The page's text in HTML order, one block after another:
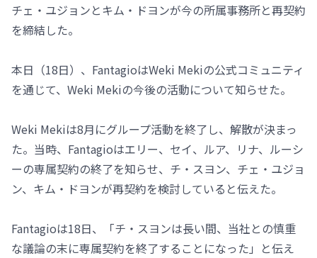
チェ・ユジョンとキム・ドヨンが今の所属事務所と再契約
を締結した。
本日（18日）、FantagioはWeki Mekiの公式コミュニティ
を通じて、Weki Mekiの今後の活動について知らせた。
Weki Mekiは8月にグループ活動を終了し、解散が決まっ
た。当時、Fantagioはエリー、セイ、ルア、リナ、ルーシ
ーの専属契約の終了を知らせ、チ・スヨン、チェ・ユジョ
ン、キム・ドヨンが再契約を検討していると伝えた。
Fantagioは18日、「チ・スヨンは長い間、当社との慎重
な議論の末に専属契約を終了することになった」と伝え